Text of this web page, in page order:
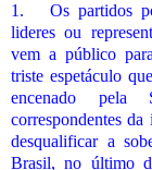
1. Os partidos
lideres ou
vem a público
triste espetáculo
encenado pela
correspondentes
desqualificar a
Brasil, no último